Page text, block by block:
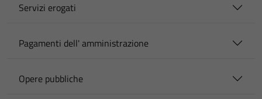
Servizi erogati
Pagamenti dell' amministrazione
Opere pubbliche